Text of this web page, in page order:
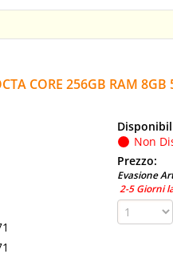
CORE 256GB RAM
Non
Prezzo:
Evasione
2-5 Giorni